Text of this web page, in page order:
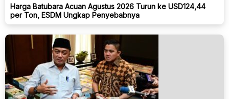
Harga Batubara Acuan Agustus 2026 Turun ke USD124,44
per Ton, ESDM Ungkap Penyebabnya